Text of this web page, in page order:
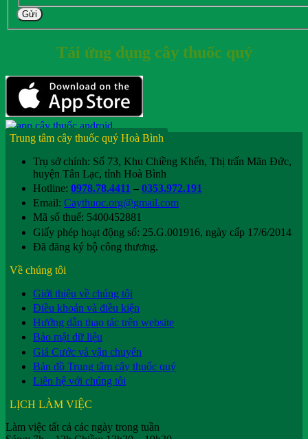
Gửi
Tải ứng dụng cây thuốc quý
Trung tâm cây thuốc quý Hoà Bình
Trụ sở chính: Số 73, Khu Chiềng Khến, Thị trấn Mãn Đức,
huyện Tân Lạc, tỉnh Hoà Bình
Hotline: 0978.78.4411 – 0353.972.191
Email: Caythuoc.org@gmail.com
Mã số thuế: 5400452881
Giấy phép hoạt động số: 25.G.001916, ngày cấp 17/6/2014
Đã đăng ký bộ công thương.
Về chúng tôi
Giới thiệu về chúng tôi
Điều khoản và điều kiện
Hướng dẫn thao tác trên website
Bảo mật dữ liệu
Giá Cước và vận chuyển
Bản đồ Trung tâm cây thuốc quý
Liên hệ với chúng tôi
LỊCH LÀM VIỆC
Làm việc tất cả các ngày trong tuần